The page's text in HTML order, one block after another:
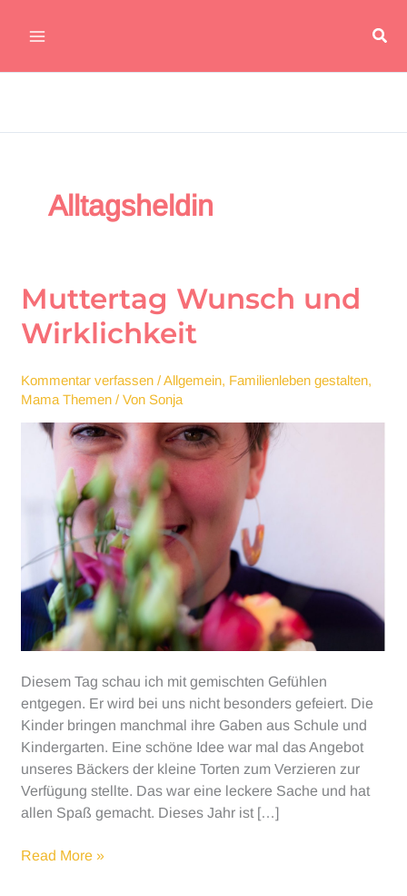
Inhalt
Alltagsheldin
Muttertag Wunsch und
Wirklichkeit
Kommentar verfassen /Allgemein, Familienleben gestalten,
Mama Themen / VonSonja
Diesem Tag schau ich mit gemischten Gefühlen
entgegen. Er wird bei uns nicht besonders gefeiert. Die
Kinder bringen manchmal ihre Gaben aus Schule und
Kindergarten. Eine schöne Idee war mal das Angebot
unseres Bäckers der kleine Torten zum Verzieren zur
Verfügung stellte. Das war eine leckere Sache und hat
allen Spaß gemacht. Dieses Jahr ist […]
Muttertag
Read More »